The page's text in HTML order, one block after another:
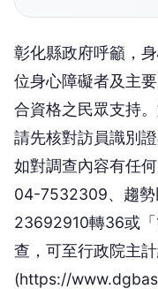
彰化縣政府呼籲，
位身心障礙者及主
合資格之民眾支持
請先核對訪員識別
如對調查內容有任
04-7532309、趨
23692910轉36或
查，可至行政院主
(https://